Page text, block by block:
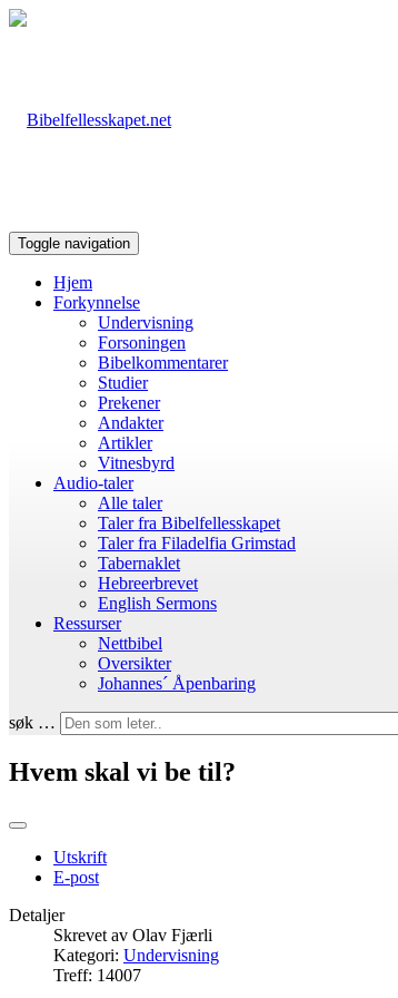
Toggle navigation
Hjem
Forkynnelse
Undervisning
Forsoningen
Bibelkommentarer
Studier
Prekener
Andakter
Artikler
Vitnesbyrd
Audio-taler
Alle taler
Taler fra Bibelfellesskapet
Taler fra Filadelfia Grimstad
Tabernaklet
Hebreerbrevet
English Sermons
Ressurser
Nettbibel
Oversikter
Johannes´ Åpenbaring
søk …
Hvem skal vi be til?
Utskrift
E-post
Detaljer
Skrevet av Olav Fjærli
Kategori: Undervisning
Treff: 14007